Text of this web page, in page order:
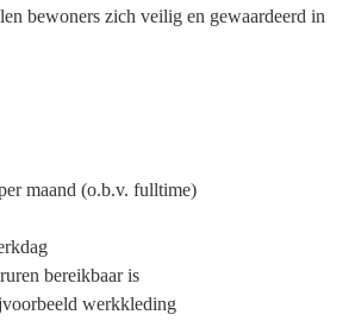
bewoners zich veilig en gewaardeerd in
maand (o.b.v. fulltime)
bereikbaar is
werkkleding